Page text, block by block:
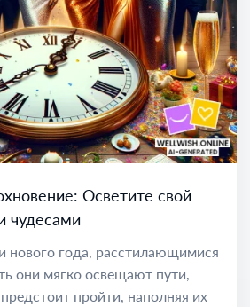
Осветите свой
чудесами
нового года, расстилающимися
они мягко освещают пути,
пройти, наполняя их